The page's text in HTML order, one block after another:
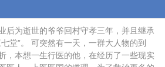
后为逝世的爷爷回村守孝三年，并且继承
堂”。 可突然有一天，一群大人物的到
，本想一生行医的他，在经历了一些现实